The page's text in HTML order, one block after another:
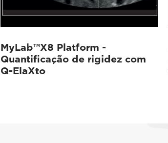
MyLab™X8 Platform -
Quantificação de rigidez com
Q-ElaXto